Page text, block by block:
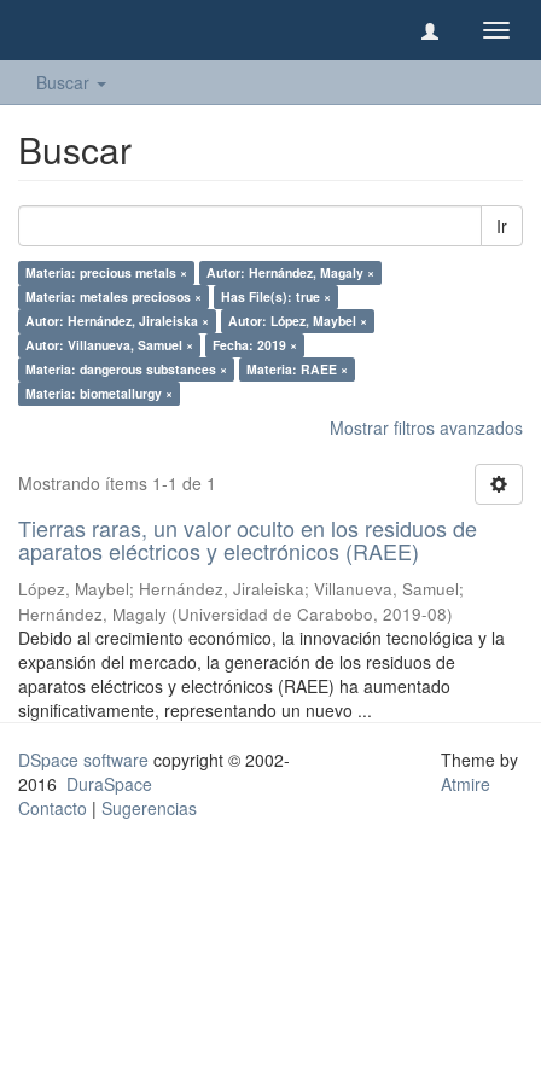
Buscar
Buscar
Ir
Materia: precious metals ×
Autor: Hernández, Magaly ×
Materia: metales preciosos ×
Has File(s): true ×
Autor: Hernández, Jiraleiska ×
Autor: López, Maybel ×
Autor: Villanueva, Samuel ×
Fecha: 2019 ×
Materia: dangerous substances ×
Materia: RAEE ×
Materia: biometallurgy ×
Mostrar filtros avanzados
Mostrando ítems 1-1 de 1
Tierras raras, un valor oculto en los residuos de
aparatos eléctricos y electrónicos (RAEE)
López, Maybel; Hernández, Jiraleiska; Villanueva, Samuel;
Hernández, Magaly (Universidad de Carabobo, 2019-08)
Debido al crecimiento económico, la innovación tecnológica y la
expansión del mercado, la generación de los residuos de
aparatos eléctricos y electrónicos (RAEE) ha aumentado
significativamente, representando un nuevo ...
DSpace software copyright © 2002-
2016 DuraSpace
Contacto | Sugerencias
Theme by
Atmire